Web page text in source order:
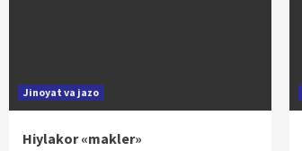
Jinoyat va jazo
Hiylakor «makler»